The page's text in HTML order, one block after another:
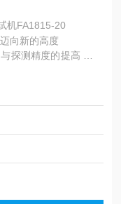
机FA1815-20
向新的高度
探测精度的提高 10